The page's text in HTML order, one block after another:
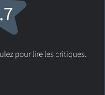
.7
pour lire les critiques.